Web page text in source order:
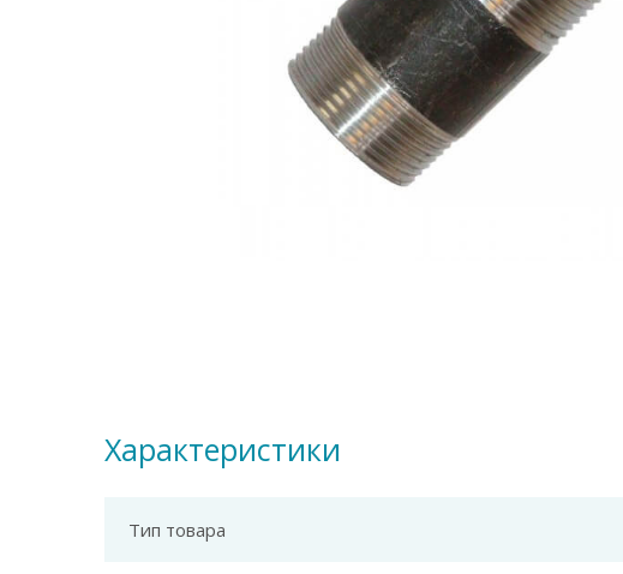
Характеристики
Тип товара